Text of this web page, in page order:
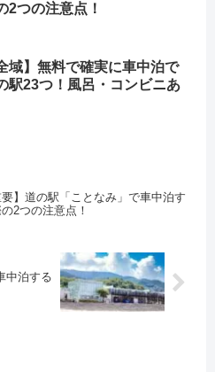
2つの注意点！
域】無料で確実に車中泊で
駅23つ！風呂・コンビニあ
要】道の駅「ことなみ」で車中泊す
2つの注意点！
中泊する